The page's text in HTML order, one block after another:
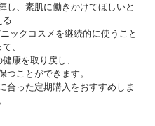
し、素肌に働きかけてほしいと
る
ックコスメを継続的に使うこと
、
康を取り戻し、
つことができます。
合った定期購入をおすすめしま